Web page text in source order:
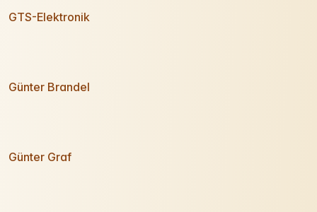
GTS-Elektronik
Günter Brandel
Günter Graf